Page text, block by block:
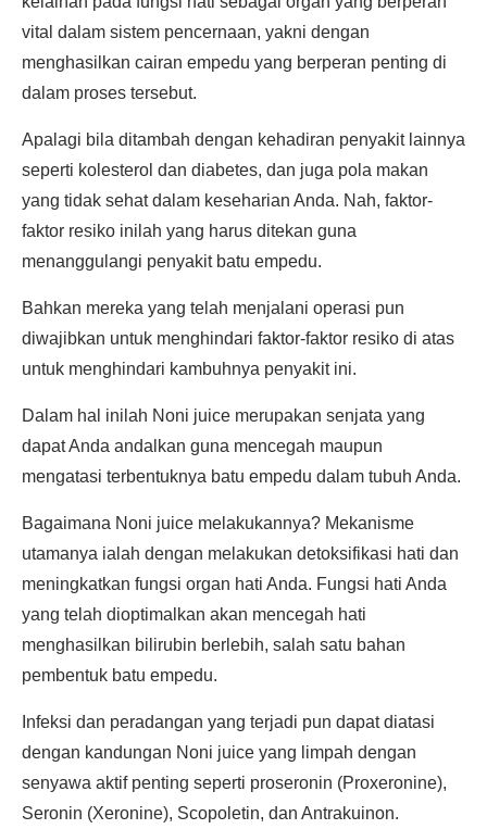
vital dalam sistem pencernaan, yakni dengan
menghasilkan cairan empedu yang berperan penting di
dalam proses tersebut.
Apalagi bila ditambah dengan kehadiran penyakit lainnya
seperti kolesterol dan diabetes, dan juga pola makan
yang tidak sehat dalam keseharian Anda. Nah, faktor-
faktor resiko inilah yang harus ditekan guna
menanggulangi penyakit batu empedu.
Bahkan mereka yang telah menjalani operasi pun
diwajibkan untuk menghindari faktor-faktor resiko di atas
untuk menghindari kambuhnya penyakit ini.
Dalam hal inilah Noni juice merupakan senjata yang
dapat Anda andalkan guna mencegah maupun
mengatasi terbentuknya batu empedu dalam tubuh Anda.
Bagaimana Noni juice melakukannya? Mekanisme
utamanya ialah dengan melakukan detoksifikasi hati dan
meningkatkan fungsi organ hati Anda. Fungsi hati Anda
yang telah dioptimalkan akan mencegah hati
menghasilkan bilirubin berlebih, salah satu bahan
pembentuk batu empedu.
Infeksi dan peradangan yang terjadi pun dapat diatasi
dengan kandungan Noni juice yang limpah dengan
senyawa aktif penting seperti proseronin (Proxeronine),
Seronin (Xeronine), Scopoletin, dan Antrakuinon.